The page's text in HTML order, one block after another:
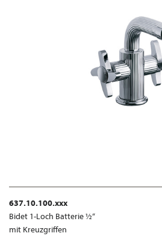
637.10.100.xxx
Bidet 1-Loch Batterie ½“
mit Kreuzgriffen